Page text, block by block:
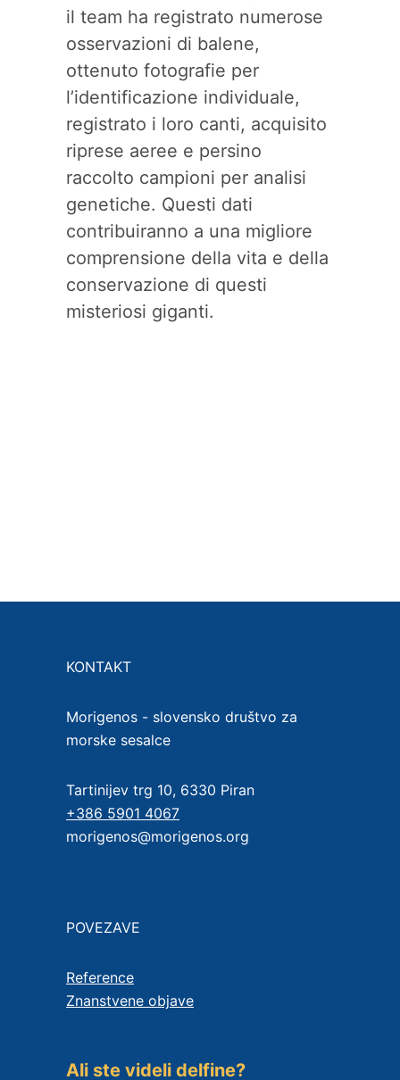
il team ha registrato numerose
osservazioni di balene,
ottenuto fotografie per
l’identificazione individuale,
registrato i loro canti, acquisito
riprese aeree e persino
raccolto campioni per analisi
genetiche. Questi dati
contribuiranno a una migliore
comprensione della vita e della
conservazione di questi
misteriosi giganti.
KONTAKT
Morigenos - slovensko društvo za
morske sesalce
Tartinijev trg 10, 6330 Piran
+386 5901 4067
morigenos@morigenos.org
POVEZAVE
Reference
Znanstvene objave
Ali ste videli delfine?